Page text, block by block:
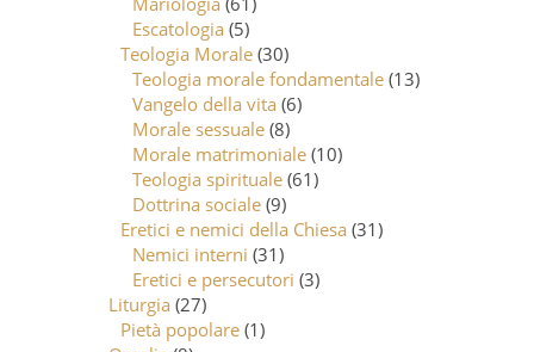
Escatologia (5)
Teologia Morale (30)
Teologia morale fondamentale (13)
Vangelo della vita (6)
Morale sessuale (8)
Morale matrimoniale (10)
Teologia spirituale (61)
Dottrina sociale (9)
Eretici e nemici della Chiesa (31)
Nemici interni (31)
Eretici e persecutori (3)
Liturgia (27)
Pietà popolare (1)